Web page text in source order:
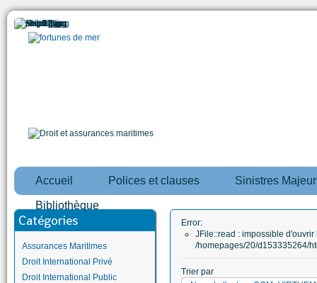
Accueil Polices et clauses Sinistres
Bibliothèque
Catégories
Assurances Maritimes
Droit International Privé
Droit International Public
Error:
JFile::read : impossible d'ouvrir
/homepages/20/d153335264/
Trier par